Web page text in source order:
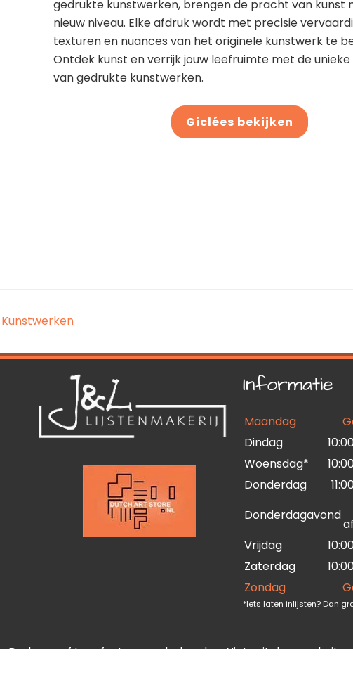
gedrukte kunstwerken, brengen de pracht van kunst
nieuw niveau. Elke afdruk wordt met precisie
texturen en nuances van het originele kunstwerk te
Ontdek kunst en verrijk jouw leefruimte met de
van gedrukte kunstwerken.
Giclées bekijken
Kunstwerken
Informatie
Maandag
Dindag
Woensdag*
Donderdag
Donderdagavond
Vrijdag
Zaterdag
Zondag
*Iets laten inlijsten? Dan
Druk- en of typefouten voorbehouden. Niets uit deze